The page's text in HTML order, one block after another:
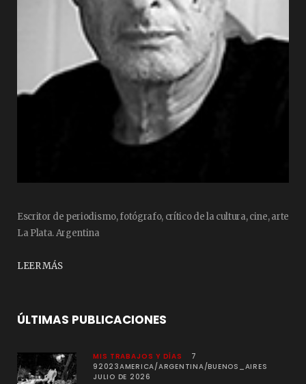
Escritor de periodismo, fotógrafo, crítico de la cultura, cine, arte
La Plata. Argentina
LEER MÁS
ÚLTIMAS PUBLICACIONES
MIS TRABAJOS Y DÍAS
7
92023AMERICA/ARGENTINA/BUENOS_AIRES
JULIO DE 2026